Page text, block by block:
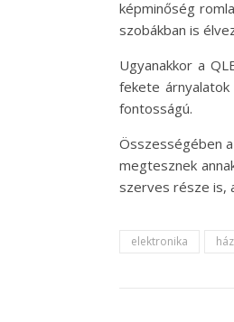
képminőség
szobákban is
Ugyanakkor a
fekete
fontosságú.
Összességében
megtesznek
szerves része is,
elektronika